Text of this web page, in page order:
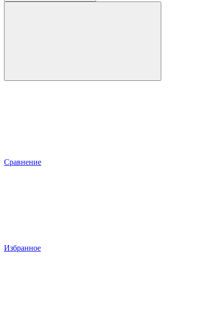
Сравнение
Избранное